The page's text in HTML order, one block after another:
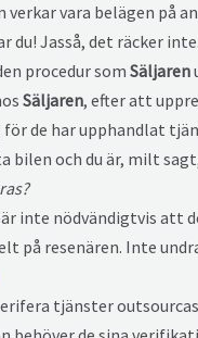
verkar vara belägen på
Jasså, det räcker
procedur somSäljaren
Säljaren, efter att
de har upphandlat
bilen och du är, milt
inte nödvändigtvis att
på resenären. Inte
tjänster